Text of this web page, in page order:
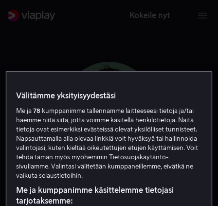
Kokeile nyt
Wade Allain-Marcus
Välitämme yksityisyydestäsi
Me ja78 kumppanimme tallennamme laitteeseesi tietoja ja/tai
haemme niitä siitä, jotta voimme käsitellä henkilötietoja. Näitä
tietoja ovat esimerkiksi evästeissä olevat yksilölliset tunnisteet.
Napsauttamalla alla olevaa linkkiä voit hyväksyä tai hallinnoida
valintojasi, kuten kieltää oikeutettujen etujen käyttämisen. Voit
tehdä tämän myös myöhemmin Tietosuojakäytäntö-
sivullamme. Valintasi välitetään kumppaneillemme, eivätkä ne
vaikuta selaustietoihin.
Me ja kumppanimme käsittelemme tietojasi
tarjotaksemme: